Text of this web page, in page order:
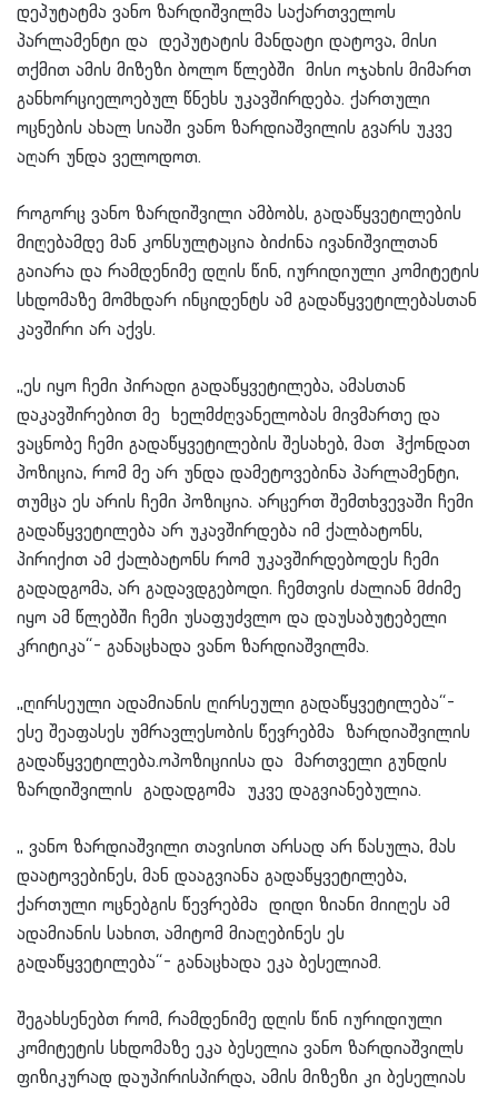
დეპუტატმა ვანო ზარდიშვილმა საქართველოს
პარლამენტი და დეპუტატის მანდატი დატოვა, მისი
თქმით ამის მიზეზი ბოლო წლებში მისი ოჯახის მიმართ
განხორციელოებულ წნეხს უკავშირდება. ქართული
ოცნების ახალ სიაში ვანო ზარდიაშვილის გვარს უკვე
აღარ უნდა ველოდოთ.
როგორც ვანო ზარდიშვილი ამბობს, გადაწყვეტილების
მიღებამდე მან კონსულტაცია ბიძინა ივანიშვილთან
გაიარა და რამდენიმე დღის წინ, იურიდიული კომიტეტის
სხდომაზე მომხდარ ინციდენტს ამ გადაწყვეტილებასთან
კავშირი არ აქვს.
,,ეს იყო ჩემი პირადი გადაწყვეტილება, ამასთან
დაკავშირებით მე ხელმძღვანელობას მივმართე და
ვაცნობე ჩემი გადაწყვეტილების შესახებ, მათ ჰქონდათ
პოზიცია, რომ მე არ უნდა დამეტოვებინა პარლამენტი,
თუმცა ეს არის ჩემი პოზიცია. არცერთ შემთხვევაში ჩემი
გადაწყვეტილება არ უკავშირდება იმ ქალბატონს,
პირიქით ამ ქალბატონს რომ უკავშირდებოდეს ჩემი
გადადგომა, არ გადავდგებოდი. ჩემთვის ძალიან მძიმე
იყო ამ წლებში ჩემი უსაფუძვლო და დაუსაბუტებელი
კრიტიკა“- განაცხადა ვანო ზარდიაშვილმა.
,,ღირსეული ადამიანის ღირსეული გადაწყვეტილება“-
ესე შეაფასეს უმრავლესობის წევრებმა ზარდიაშვილის
გადაწყვეტილება.ოპოზიციისა და მართველი გუნდის
ზარდიშვილის გადადგომა უკვე დაგვიანებულია.
,, ვანო ზარდიაშვილი თავისით არსად არ წასულა, მას
დაატოვებინეს, მან დააგვიანა გადაწყვეტილება,
ქართული ოცნებგის წევრებმა დიდი ზიანი მიიღეს ამ
ადამიანის სახით, ამიტომ მიაღებინეს ეს
გადაწყვეტილება“- განაცხადა ეკა ბესელიამ.
შეგახსენებთ რომ, რამდენიმე დღის წინ იურიდიული
კომიტეტის სხდომაზე ეკა ბესელია ვანო ზარდიაშვილს
ფიზიკურად დაუპირისპირდა, ამის მიზეზი კი ბესელიას